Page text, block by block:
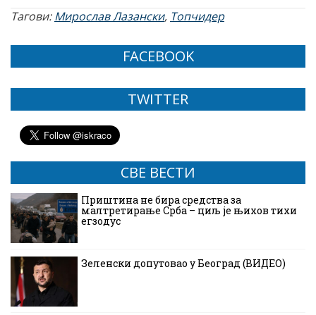
Тагови:Мирослав Лазански, Топчидер
FACEBOOK
TWITTER
СВЕ ВЕСТИ
Приштина не бира средства за
малтретирање Срба – циљ је њихов тихи
егзодус
Зеленски допутовао у Београд (ВИДЕО)